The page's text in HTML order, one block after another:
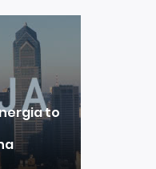
to